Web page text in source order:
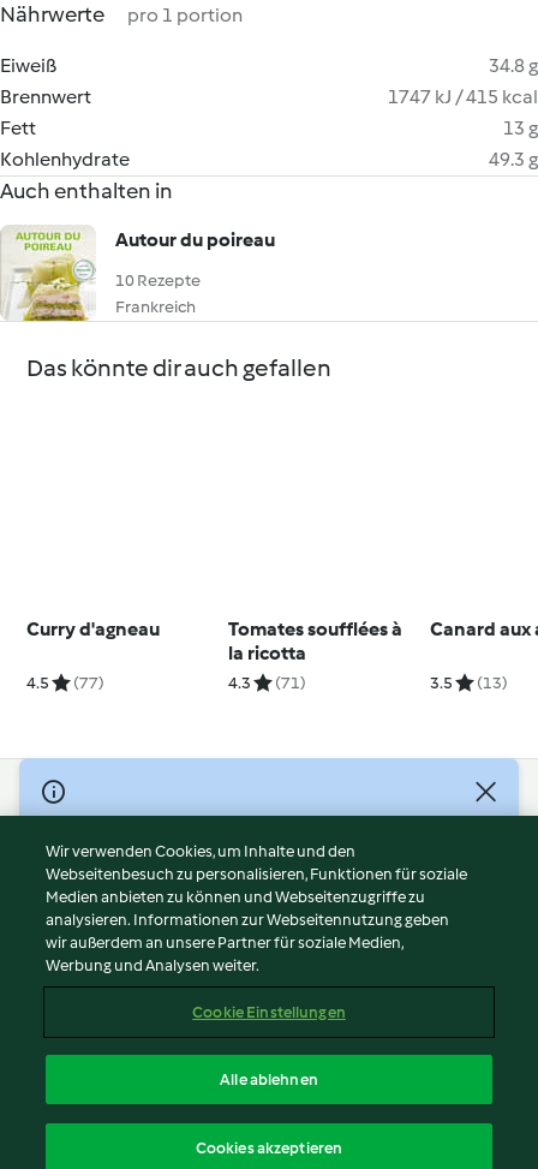
Nährwerte pro 1 portion
Eiweiß
34.8 g
Brennwert
1747 kJ / 415 kcal
Fett
13 g
Kohlenhydrate
49.3 g
Auch enthalten in
Autour du poireau
10 Rezepte
Frankreich
Das könnte dir auch gefallen
Curry d'agneau
4.5 (77)
Tomates soufflées à
la ricotta
4.3 (71)
Canard aux
3.5 (13)
© Copyright 2026
Nutzungsbedingungen
Datenschutzrichtlinien
Disclaimer
Impressum
Cookies
Abo kündigen
Erklärung zur Barrierefreiheit
Wir verwenden Cookies, um Inhalte und den
Webseitenbesuch zu personalisieren, Funktionen für soziale
Medien anbieten zu können und Webseitenzugriffe zu
analysieren. Informationen zur Webseitennutzung geben
wir außerdem an unsere Partner für soziale Medien,
Werbung und Analysen weiter.
Cookie Einstellungen
Alle ablehnen
Cookies akzeptieren